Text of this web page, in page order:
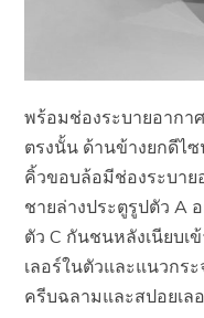
พร้อมช่องระบายอากา
ตรงนั้น ด้านข้างยกดีไ
คิ้วขอบล้อมีช่องระบา
ชายล่างประตูรูปตัว A
ตัว C กันชนหลังเนียบเ
เลอร์ในตัวและแนวกร
ครีบฉลามและสปอยเ